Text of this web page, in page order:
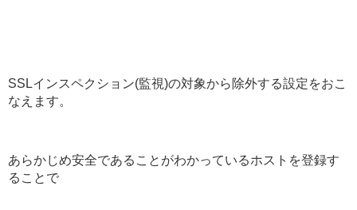
SSLインスペクション(監視)の対象から除外する設定をおこ
なえます。
あらかじめ安全であることがわかっているホストを登録す
ることで